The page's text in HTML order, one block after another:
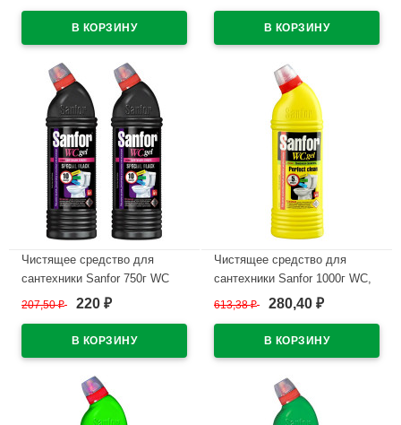
арт.1957 (Ст.10)
Чистящее средство для
сантехники Sanfor 750г WC
гель, Special black арт.1896
207,50₽ 220 ₽
Чистящее средство для
сантехники Sanfor 1000г WC,
гель, лимонная свежесть
613,38₽ 280,40 ₽